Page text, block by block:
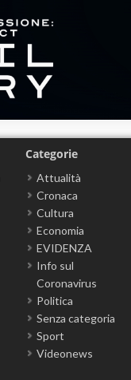
Categorie
Attualità
Cronaca
Cultura
Economia
EVIDENZA
Info sul
Coronavirus
Politica
Senza categoria
Sport
Videonews